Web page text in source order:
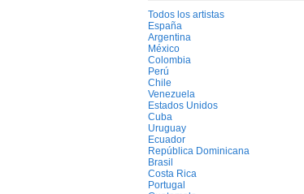
Todos los artistas
España
Argentina
México
Colombia
Perú
Chile
Venezuela
Estados Unidos
Cuba
Uruguay
Ecuador
República Dominicana
Brasil
Costa Rica
Portugal